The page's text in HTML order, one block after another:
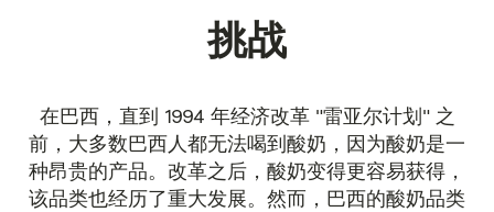
挑战
在巴西，直到 1994 年经济改革 "雷亚尔计划" 之
前，大多数巴西人都无法喝到酸奶，因为酸奶是一
种昂贵的产品。改革之后，酸奶变得更容易获得，
该品类也经历了重大发展。然而，巴西的酸奶品类